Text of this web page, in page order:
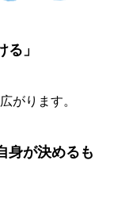
」
がります。
身が決めるも